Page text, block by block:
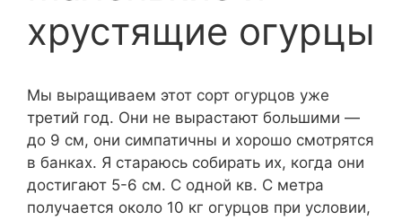
хрустящие огурцы
Мы выращиваем этот сорт огурцов уже
третий год. Они не вырастают большими —
до 9 см, они симпатичны и хорошо смотрятся
в банках. Я стараюсь собирать их, когда они
достигают 5-6 см. С одной кв. С метра
получается около 10 кг огурцов при условии,